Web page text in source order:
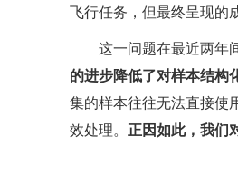
飞行任务，但最终呈现的
这一问题在最近两年
的进步降低了对样本结构
集的样本往往无法直接使
效处理。 正因如此，我们